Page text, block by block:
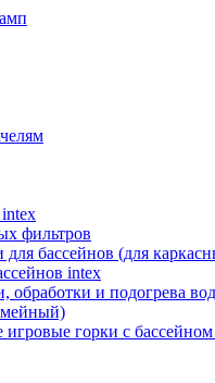
фильтров
бассейнов (для
intex
обработки и подогрева
игровые горки с